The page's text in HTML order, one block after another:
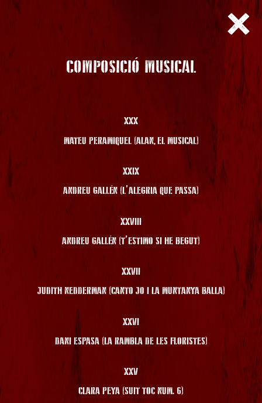
COMPOSICIÓ MUSICAL
XXX
MATEU PERAMIQUEL (ALAN, EL MUSICAL)
XXIX
ANDREU GALLÉN (L’ALEGRIA QUE PASSA)
XXVIII
ANDREU GALLÉN (T’ESTIMO SI HE BEGUT)
XXVII
JUDITH NEDDERMAN (CANTO JO I LA MUNTANYA BALLA)
XXVI
DANI ESPASA (LA RAMBLA DE LES FLORISTES)
XXV
CLARA PEYA (SUIT TOC NUM. 6)